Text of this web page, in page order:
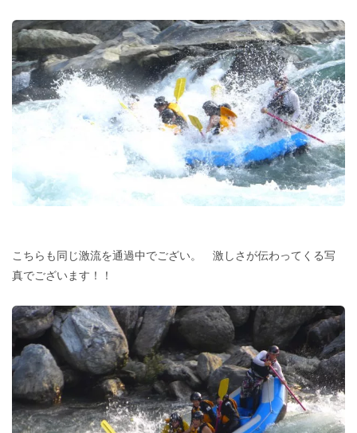
こちらも同じ激流を通過中でござい。 激しさが伝わってくる写
真でございます！！